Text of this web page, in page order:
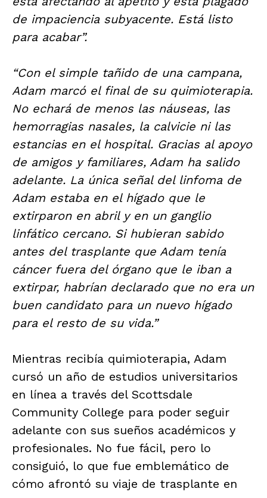
de impaciencia subyacente. Está listo
para acabar”.
“Con el simple tañido de una campana,
Adam marcó el final de su quimioterapia.
No echará de menos las náuseas, las
hemorragias nasales, la calvicie ni las
estancias en el hospital. Gracias al apoyo
de amigos y familiares, Adam ha salido
adelante. La única señal del linfoma de
Adam estaba en el hígado que le
extirparon en abril y en un ganglio
linfático cercano. Si hubieran sabido
antes del trasplante que Adam tenía
cáncer fuera del órgano que le iban a
extirpar, habrían declarado que no era un
buen candidato para un nuevo hígado
para el resto de su vida.”
Mientras recibía quimioterapia, Adam
cursó un año de estudios universitarios
en línea a través del Scottsdale
Community College para poder seguir
adelante con sus sueños académicos y
profesionales. No fue fácil, pero lo
consiguió, lo que fue emblemático de
cómo afrontó su viaje de trasplante en